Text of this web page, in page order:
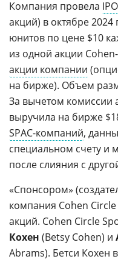
Компания провела IPO
акций) в октябре
юнитов по цене $10
из одной акции
акции компании
на бирже). Объем
За вычетом комиссии
выручила на бирже
SPAC-компаний,
специальном счету и
после слияния с
«Спонсором»
компания Cohen
акций. Cohen Circle
Кохен (Betsy Cohen) и
Abrams). Бетси Кохен